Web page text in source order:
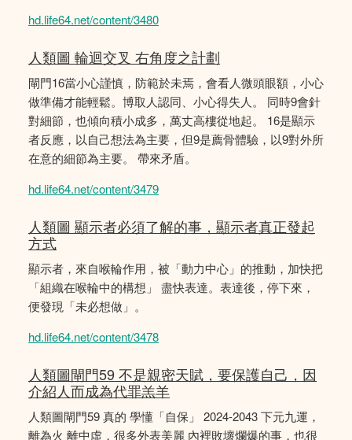
hd.life64.net/content/3480
人類圖 輪迴交叉 右角度之計劃
閘門16當小心謹慎，防範於未焉，會看人微頭眼額，小心
做準備才能輕鬆。博取人認同、小心得失人。 同時9會針
對細節，也傾向積小成多，萬丈高樓從地起。 16是顯示
者反應，以自己想法為主要，但9是薦骨體驗，以9對外所
在意的細節為主要。 帶來矛盾。
hd.life64.net/content/3479
人類圖 顯示者必須了解的事，顯示者真正發起
方式
顯示者，來自喉輪作用，被「動力中心」的推動，加快把
「組織在喉輪中的構想」 盡快表達。表達後，停下來，
便發現「未必想做」。
hd.life64.net/content/3478
人類圖閘門59 不是親密天賦，要保護自己，因
介紹人而成為代罪羔羊
人類圖閘門59 真的 學懂「自保」 2024-2043 下元九運，
離為火 離中虛，很多外表美麗 內裡敗壞爛爆的事，也很